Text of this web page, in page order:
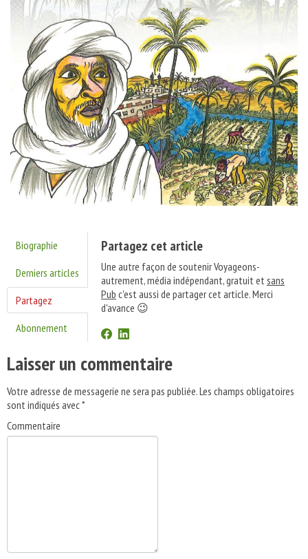
Biographie
Derniers articles
Partagez
Abonnement
Partagez cet article
Une autre façon de soutenir Voyageons-
autrement, média indépendant, gratuit et sans
Pub c'est aussi de partager cet article. Merci
d'avance 😉
Laisser un commentaire
Votre adresse de messagerie ne sera pas publiée.Les champs obligatoires
sont indiqués avec*
Commentaire